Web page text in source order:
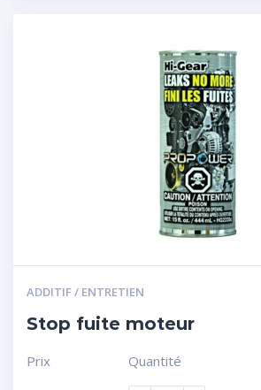
ADDITIF / ENTRETIEN
Stop fuite moteur
Prix
Quantité